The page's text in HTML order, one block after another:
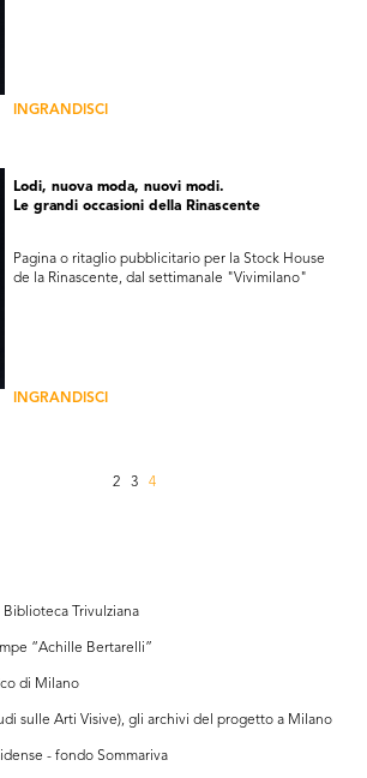
INGRANDISCI
Lodi, nuova moda, nuovi modi.
Le grandi occasioni della Rinascente
Pagina o ritaglio pubblicitario per la Stock House
de la Rinascente, dal settimanale "Vivimilano"
INGRANDISCI
2 3 4
Trivulziana
“Achille Bertarelli”
di Milano
sulle Arti Visive), gli archivi del progetto a Milano
- fondo Sommariva